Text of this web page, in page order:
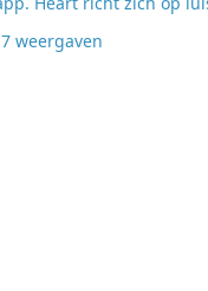
bestaat uit een
weergaven